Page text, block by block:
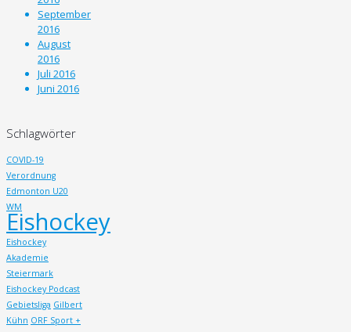
September
2016
August
2016
Juli 2016
Juni 2016
Schlagwörter
COVID-19
Verordnung
Edmonton U20
WM
Eishockey
Eishockey
Akademie
Steiermark
Eishockey Podcast
Gebietsliga Gilbert
Kühn ORF Sport +